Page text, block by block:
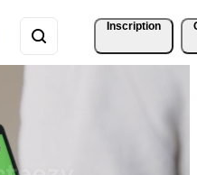
Inscription